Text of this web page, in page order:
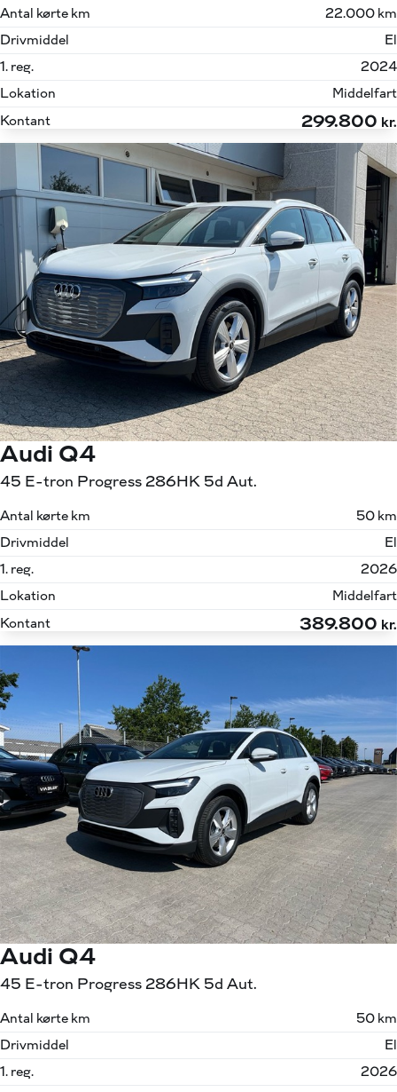
Antal kørte km
22.000 km
Drivmiddel
El
1. reg.
2024
Lokation
Middelfart
Kontant
299.800 kr.
Audi Q4
45 E-tron Progress 286HK 5d Aut.
Antal kørte km
50 km
Drivmiddel
El
1. reg.
2026
Lokation
Middelfart
Kontant
389.800 kr.
Audi Q4
45 E-tron Progress 286HK 5d Aut.
Antal kørte km
50 km
Drivmiddel
El
1. reg.
2026